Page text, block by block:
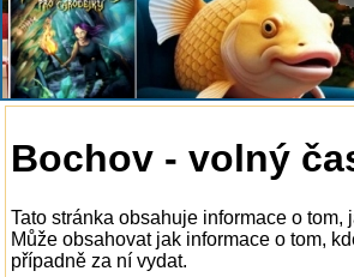
Bochov - volný
Tato stránka obsahuje informace o
Může obsahovat jak informace o tom,
případně za ní vydat.